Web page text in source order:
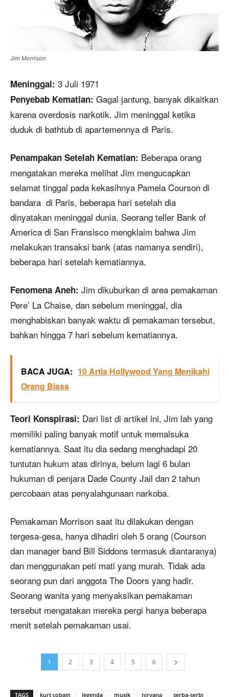
Jim Morrison
Meninggal: 3 Juli 1971
Penyebab Kematian: Gagal jantung, banyak dikaitkan
karena overdosis narkotik. Jim meninggal ketika
duduk di bathtub di apartemennya di Paris.
Penampakan Setelah Kematian: Beberapa orang
mengatakan mereka melihat Jim mengucapkan
selamat tinggal pada kekasihnya Pamela Courson di
bandara di Paris, beberapa hari setelah dia
dinyatakan meninggal dunia. Seorang teller Bank of
America di San Fransisco mengklaim bahwa Jim
melakukan transaksi bank (atas namanya sendiri),
beberapa hari setelah kematiannya.
Fenomena Aneh: Jim dikuburkan di area pemakaman
Pere’ La Chaise, dan sebelum meninggal, dia
menghabiskan banyak waktu di pemakaman tersebut,
bahkan hingga 7 hari sebelum kematiannya.
BACA JUGA: 10 Artis Hollywood Yang Menikahi
Orang Biasa
Teori Konspirasi: Dari list di artikel ini, Jim lah yang
memiliki paling banyak motif untuk memalsuka
kematiannya. Saat itu dia sedang menghadapi 20
tuntutan hukum atas dirinya, belum lagi 6 bulan
hukuman di penjara Dade County Jail dan 2 tahun
percobaan atas penyalahgunaan narkoba.
Pemakaman Morrison saat itu dilakukan dengan
tergesa-gesa, hanya dihadiri oleh 5 orang (Courson
dan manager band Bill Siddons termasuk diantaranya)
dan menggunakan peti mati yang murah. Tidak ada
seorang pun dari anggota The Doors yang hadir.
Seorang wanita yang menyaksikan pemakaman
tersebut mengatakan mereka pergi hanya beberapa
menit setelah pemakaman usai.
1 2 3 4 5 6
TAGS kurt cobain legenda musik nirvana serba-serbi